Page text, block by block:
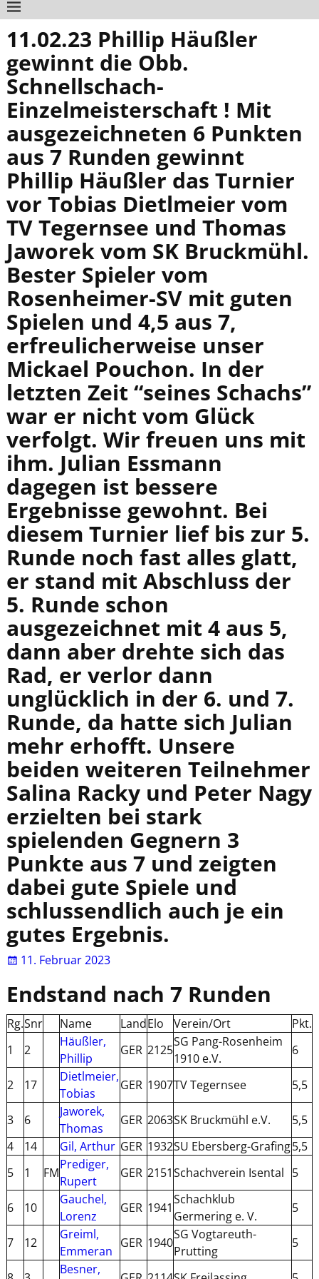
11.02.23 Phillip Häußler
gewinnt die Obb.
Schnellschach-
Einzelmeisterschaft ! Mit
ausgezeichneten 6 Punkten
aus 7 Runden gewinnt
Phillip Häußler das Turnier
vor Tobias Dietlmeier vom
TV Tegernsee und Thomas
Jaworek vom SK Bruckmühl.
Bester Spieler vom
Rosenheimer-SV mit guten
Spielen und 4,5 aus 7,
erfreulicherweise unser
Mickael Pouchon. In der
letzten Zeit “seines Schachs”
war er nicht vom Glück
verfolgt. Wir freuen uns mit
ihm. Julian Essmann
dagegen ist bessere
Ergebnisse gewohnt. Bei
diesem Turnier lief bis zur 5.
Runde noch fast alles glatt,
er stand mit Abschluss der
5. Runde schon
ausgezeichnet mit 4 aus 5,
dann aber drehte sich das
Rad, er verlor dann
unglücklich in der 6. und 7.
Runde, da hatte sich Julian
mehr erhofft. Unsere
beiden weiteren Teilnehmer
Salina Racky und Peter Nagy
erzielten bei stark
spielenden Gegnern 3
Punkte aus 7 und zeigten
dabei gute Spiele und
schlussendlich auch je ein
gutes Ergebnis.
11. Februar 2023
Endstand nach 7 Runden
Rg.Snr Name LandElo Verein/Ort Pkt.
1
2
Häußler,
Phillip
GER 2125
SG Pang-Rosenheim
1910 e.V.
6
2 17
Dietlmeier,
Tobias
GER 1907TV Tegernsee 5,5
3 6
Jaworek,
Thomas
GER 2063SK Bruckmühl e.V. 5,5
4
14 Gil, Arthur GER 1932SU Ebersberg-Grafing5,5
5
1 FM
Prediger,
Rupert
GER 2151Schachverein Isental 5
6 10
Gauchel,
Lorenz
GER 1941
Schachklub
Germering e. V.
5
7 12
Greiml,
Emmeran
GER 1940
SG Vogtareuth-
Prutting
5
Besner,